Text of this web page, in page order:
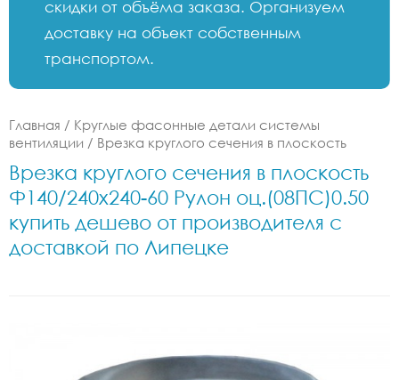
скидки от объёма заказа. Организуем
доставку на объект собственным
транспортом.
Главная / Круглые фасонные детали системы
вентиляции / Врезка круглого сечения в плоскость
Врезка круглого сечения в плоскость
Ф140/240x240-60 Рулон оц.(08ПС)0.50
купить дешево от производителя с
доставкой по Липецке